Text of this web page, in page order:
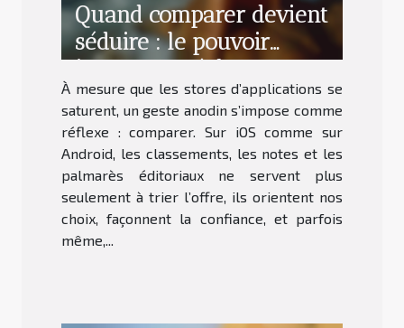
Quand comparer devient
séduire : le pouvoir
insoupçonné des
classements
d’applications
À mesure que les stores d’applications se
saturent, un geste anodin s’impose comme
réflexe : comparer. Sur iOS comme sur
Android, les classements, les notes et les
palmarès éditoriaux ne servent plus
seulement à trier l’offre, ils orientent nos
choix, façonnent la confiance, et parfois
même,...